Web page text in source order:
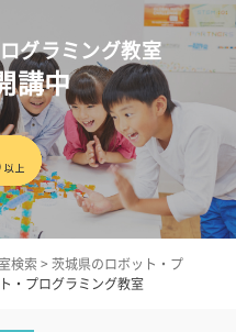
グラミング教室
講中
検索 > 茨城県のロボット・プ
・プログラミング教室